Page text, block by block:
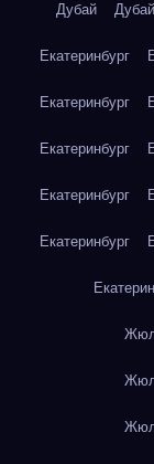
Дубай Дубай
Екатеринбург
Екатеринбург
Екатеринбург
Екатеринбург
Екатеринбург